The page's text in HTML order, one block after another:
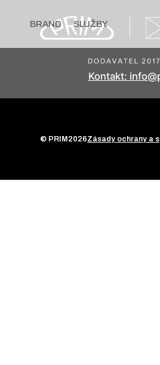
BRAND SLUŽBY
Kontakt:
© PRIM2026Zásady ochrany a